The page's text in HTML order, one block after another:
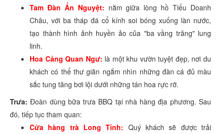
Tam Đàn Ấn Nguyệt: nằm giữa lòng hồ Tiểu Doanh
Châu, với ba tháp đá cổ kính soi bóng xuống làn nước,
tạo thành hình ảnh huyền ảo của "ba vầng trăng" lung
linh.
Hoa Cảng Quan Ngư: là một khu vườn tuyệt đẹp, nơi du
khách có thể thư giãn ngắm nhìn những đàn cá đủ màu
sắc tung tăng bơi lội dưới những tán hoa rực rỡ.
Trưa: Đoàn dùng bữa trưa BBQ tại nhà hàng địa phương. Sau
đó, tiếp tục tham quan:
Cửa hàng trà Long Tỉnh: Quý khách sẽ được trải